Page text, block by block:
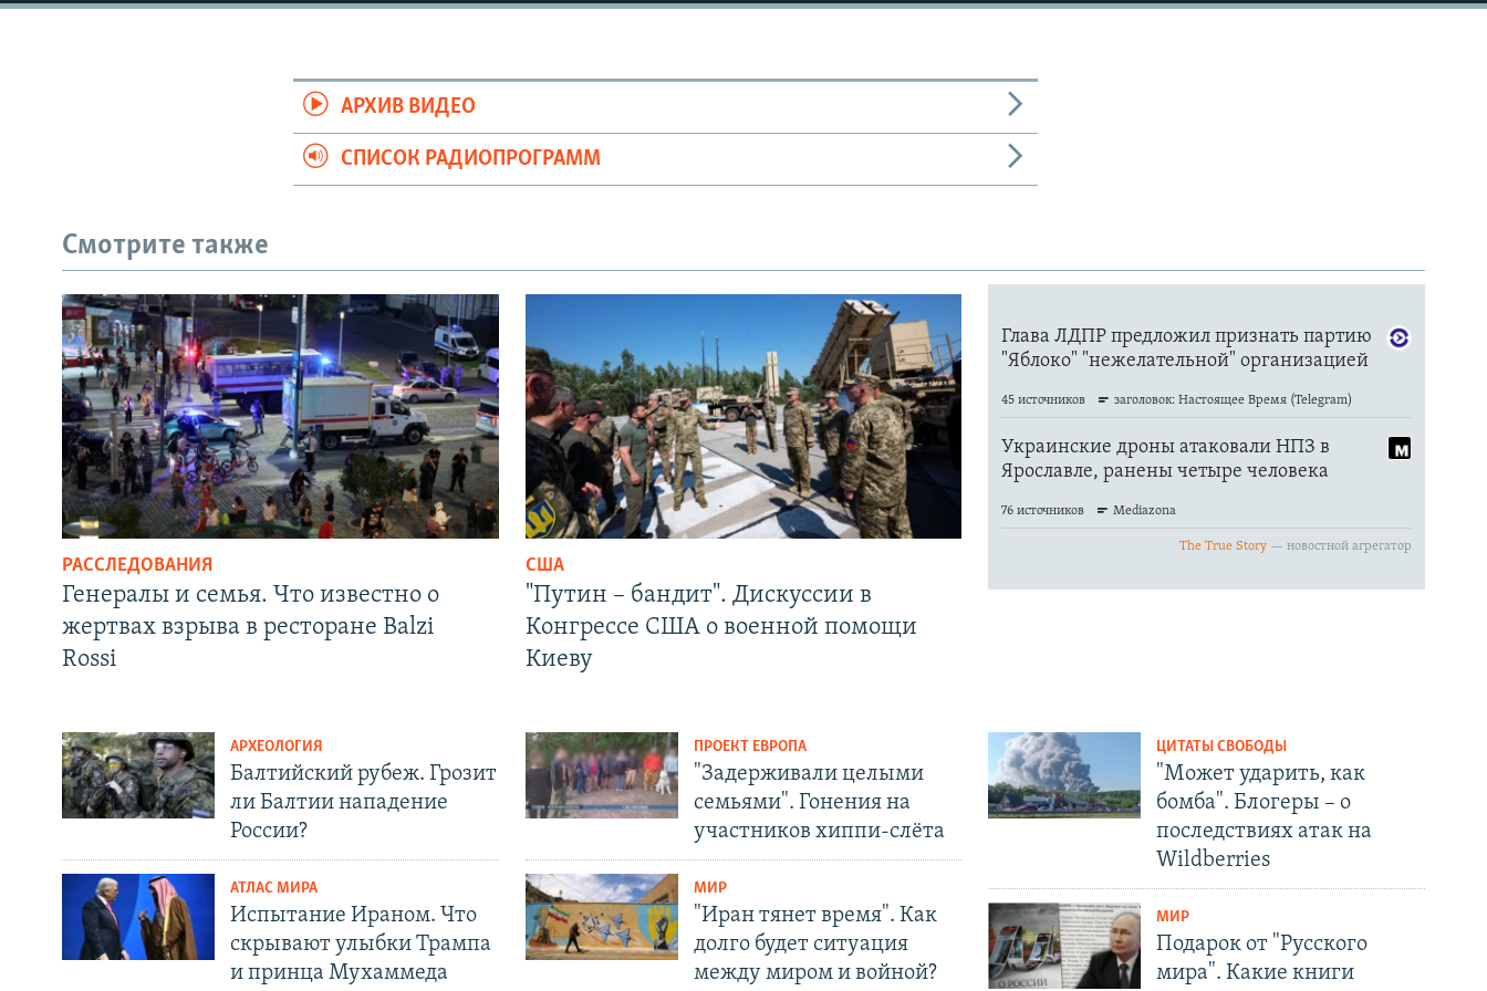
АРХИВ ВИДЕО
СПИСОК РАДИОПРОГРАММ
Смотрите также
РАССЛЕДОВАНИЯ
Генералы и семья. Что известно о
жертвах взрыва в ресторане Balzi
Rossi
США
"Путин – бандит". Дискуссии в
Конгрессе США о военной помощи
Киеву
АРХЕОЛОГИЯ
Балтийский рубеж. Грозит
ли Балтии нападение
России?
АТЛАС МИРА
Испытание Ираном. Что
скрывают улыбки Трампа
и принца Мухаммеда
ПРОЕКТ ЕВРОПА
"Задерживали целыми
семьями". Гонения на
участников хиппи-слёта
МИР
"Иран тянет время". Как
долго будет ситуация
между миром и войной?
ЦИТАТЫ СВОБОДЫ
"Может ударить, как
бомба". Блогеры – о
последствиях атак на
Wildberries
МИР
Подарок от "Русского
мира". Какие книги